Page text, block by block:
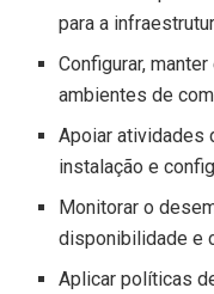
para a
Configurar,
ambientes de
Apoiar atividades
instalação e
Monitorar o
disponibilidade e
Aplicar políticas